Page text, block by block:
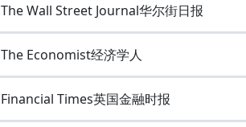
The Wall Street Journal华尔街日报
The Economist经济学人
Financial Times英国金融时报